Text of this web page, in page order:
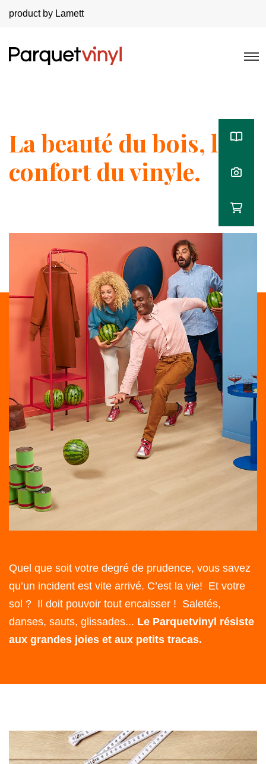
product by Lamett
La beauté du bois, le
confort du vinyle.
Quel que soit votre degré de prudence, vous savez
qu’un incident est vite arrivé. C’est la vie! Et votre
sol ? Il doit pouvoir tout encaisser ! Saletés,
danses, sauts, glissades... Le Parquetvinyl résiste
aux grandes joies et aux petits tracas.